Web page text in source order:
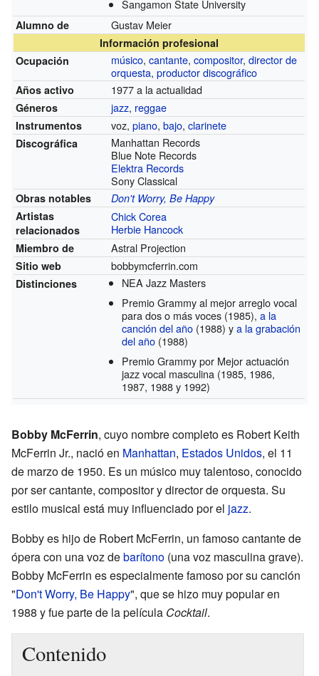
Sangamon State University
Alumno de Gustav Meier
Información profesional
Ocupación
músico,cantante,compositor,director de
orquesta,productor discográfico
Años activo 1977 a la actualidad
Géneros jazz, reggae
Instrumentos voz,piano,bajo,clarinete
Discográfica
Manhattan Records
Blue Note Records
Elektra Records
Sony Classical
Obras notables
Don't Worry, Be Happy
Artistas
relacionados
Chick Corea
Herbie Hancock
Miembro de Astral Projection
Sitio web bobbymcferrin.com
Distinciones
NEA Jazz Masters
Premio Grammy al mejor arreglo vocal
para dos o más voces (1985), a la
canción del año (1988) ya la grabación
del año (1988)
Premio Grammy por Mejor actuación
jazz vocal masculina (1985, 1986,
1987, 1988 y 1992)
Bobby McFerrin, cuyo nombre completo es Robert Keith
McFerrin Jr., nació en Manhattan, Estados Unidos, el 11
de marzo de 1950. Es un músico muy talentoso, conocido
por ser cantante, compositor y director de orquesta. Su
estilo musical está muy influenciado por el jazz.
Bobby es hijo de Robert McFerrin, un famoso cantante de
ópera con una voz debarítono (una voz masculina grave).
Bobby McFerrin es especialmente famoso por su canción
"Don't Worry, Be Happy", que se hizo muy popular en
1988 y fue parte de la película Cocktail.
Contenido